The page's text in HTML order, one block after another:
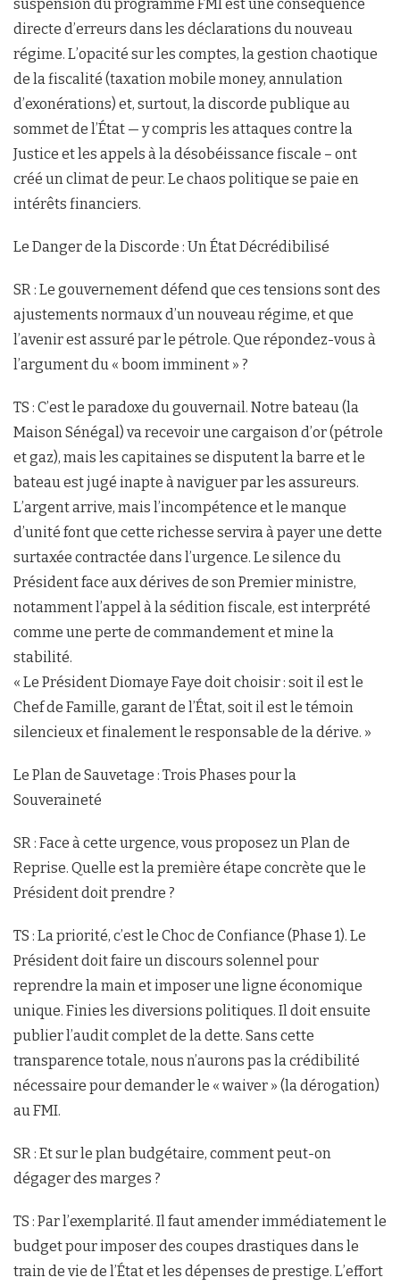
suspension du programme FMI est une conséquence
directe d’erreurs dans les déclarations du nouveau
régime. L’opacité sur les comptes, la gestion chaotique
de la fiscalité (taxation mobile money, annulation
d’exonérations) et, surtout, la discorde publique au
sommet de l’État — y compris les attaques contre la
Justice et les appels à la désobéissance fiscale – ont
créé un climat de peur. Le chaos politique se paie en
intérêts financiers.
Le Danger de la Discorde : Un État Décrédibilisé
SR : Le gouvernement défend que ces tensions sont des
ajustements normaux d’un nouveau régime, et que
l’avenir est assuré par le pétrole. Que répondez-vous à
l’argument du « boom imminent » ?
TS : C’est le paradoxe du gouvernail. Notre bateau (la
Maison Sénégal) va recevoir une cargaison d’or (pétrole
et gaz), mais les capitaines se disputent la barre et le
bateau est jugé inapte à naviguer par les assureurs.
L’argent arrive, mais l’incompétence et le manque
d’unité font que cette richesse servira à payer une dette
surtaxée contractée dans l’urgence. Le silence du
Président face aux dérives de son Premier ministre,
notamment l’appel à la sédition fiscale, est interprété
comme une perte de commandement et mine la
stabilité.
« Le Président Diomaye Faye doit choisir : soit il est le
Chef de Famille, garant de l’État, soit il est le témoin
silencieux et finalement le responsable de la dérive. »
Le Plan de Sauvetage : Trois Phases pour la
Souveraineté
SR : Face à cette urgence, vous proposez un Plan de
Reprise. Quelle est la première étape concrète que le
Président doit prendre ?
TS : La priorité, c’est le Choc de Confiance (Phase 1). Le
Président doit faire un discours solennel pour
reprendre la main et imposer une ligne économique
unique. Finies les diversions politiques. Il doit ensuite
publier l’audit complet de la dette. Sans cette
transparence totale, nous n’aurons pas la crédibilité
nécessaire pour demander le « waiver » (la dérogation)
au FMI.
SR : Et sur le plan budgétaire, comment peut-on
dégager des marges ?
TS : Par l’exemplarité. Il faut amender immédiatement le
budget pour imposer des coupes drastiques dans le
train de vie de l’État et les dépenses de prestige. L’effort